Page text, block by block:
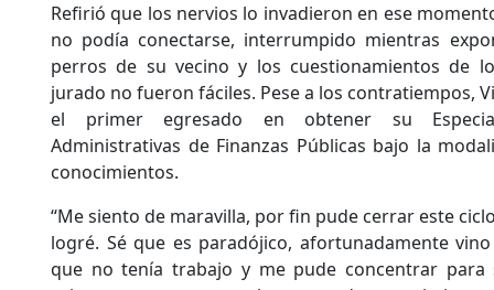
Refirió que los nervios lo invadieron en ese
no podía conectarse, interrumpido mientras
perros de su vecino y los cuestionamientos de
jurado no fueron fáciles. Pese a los contratiempos,
el primer egresado en obtener su
Administrativas de Finanzas Públicas bajo la
conocimientos.
“Me siento de maravilla, por fin pude cerrar este
logré. Sé que es paradójico, afortunadamente
que no tenía trabajo y me pude concentrar para